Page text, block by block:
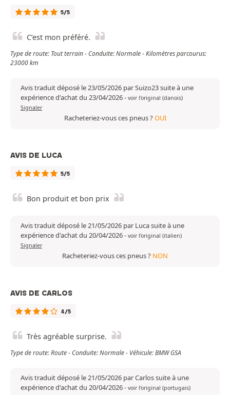
5/5
C’est mon préféré.
Type de route: Tout terrain - Conduite: Normale - Kilomètres parcourus:
23000 km
Avis traduit déposé le 23/05/2026 par Suizo23 suite à une
expérience d'achat du 23/04/2026- voir l'original (danois)
Signaler
Racheteriez-vous ces pneus ?OUI
AVIS DE LUCA
5/5
Bon produit et bon prix
Avis traduit déposé le 21/05/2026 par Luca suite à une
expérience d'achat du 20/04/2026- voir l'original (italien)
Signaler
Racheteriez-vous ces pneus ? NON
AVIS DE CARLOS
4/5
Très agréable surprise.
Type de route: Route - Conduite: Normale - Véhicule: BMW GSA
Avis traduit déposé le 21/05/2026 par Carlos suite à une
expérience d'achat du 20/04/2026- voir l'original (portugais)